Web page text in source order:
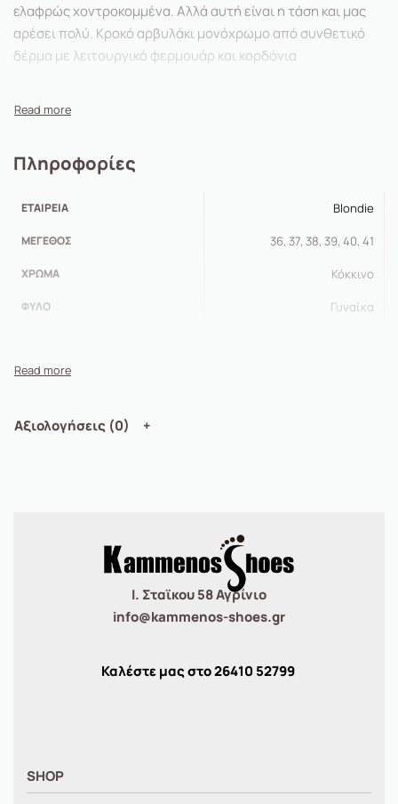
ελαφρώς χοντροκομμένα. Αλλά αυτή είναι η τάση και μας
αρέσει πολύ. Κροκό αρβυλάκι μονόχρωμο από συνθετικό
δέρμα με λειτουργικό φερμουάρ και κορδόνια
Πληροφορίες
ΕΤΑΙΡΕΊΑ Blondie
ΜΈΓΕΘΟΣ 36, 37, 38, 39, 40, 41
ΧΡΏΜΑ Κόκκινο
ΦΎΛΟ Γυναίκα
Αξιολογήσεις (0)
Ι. Σταϊκου 58 Αγρίνιο
info@kammenos-shoes.gr
Καλέστε μας στο26410 52799
SHOP